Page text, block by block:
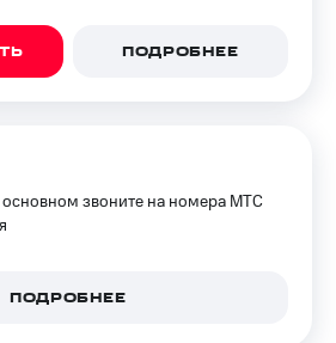
ПОДРОБНЕЕ
основном звоните на номера МТС
ПОДРОБНЕЕ